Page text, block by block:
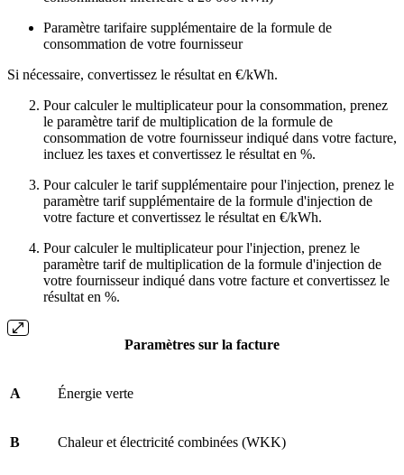
Paramètre tarifaire supplémentaire de la formule de
consommation de votre fournisseur
Si nécessaire, convertissez le résultat en €/kWh.
Pour calculer le multiplicateur pour la consommation, prenez
le paramètre tarif de multiplication de la formule de
consommation de votre fournisseur indiqué dans votre facture,
incluez les taxes et convertissez le résultat en %.
Pour calculer le tarif supplémentaire pour l'injection, prenez le
paramètre tarif supplémentaire de la formule d'injection de
votre facture et convertissez le résultat en €/kWh.
Pour calculer le multiplicateur pour l'injection, prenez le
paramètre tarif de multiplication de la formule d'injection de
votre fournisseur indiqué dans votre facture et convertissez le
résultat en %.
Paramètres sur la facture
A Énergie verte
B Chaleur et électricité combinées (WKK)